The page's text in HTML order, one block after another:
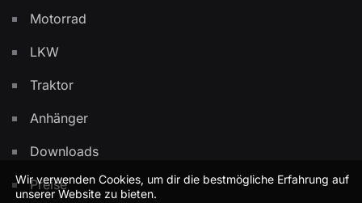
Motorrad
LKW
Traktor
Anhänger
Downloads
Preise
Wir verwenden Cookies, um dir die bestmögliche Erfahrung auf
unserer Website zu bieten.